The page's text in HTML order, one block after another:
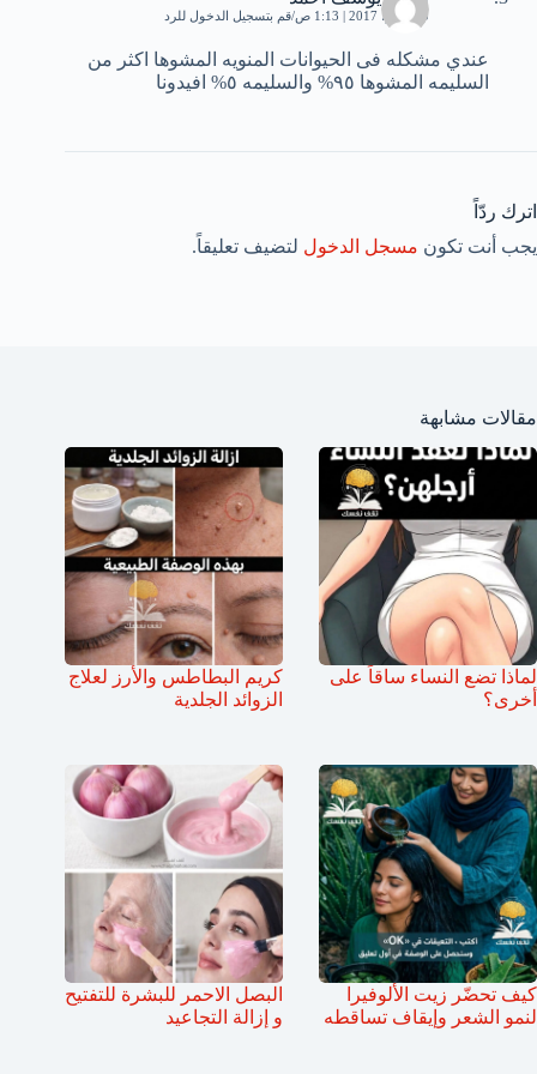
20 يونيو، 2017 | 1:13 ص قم بتسجيل الدخول للرد
عندي مشكله فى الحيوانات المنويه المشوها اكثر من
السليمه المشوها ٩٥% والسليمه ٥% افيدونا
اترك ردّاً
يجب أنت تكون مسجل الدخول لتضيف تعليقاً.
مقالات مشابهة
لماذا تضع النساء ساقاً على
أخرى؟
كريم البطاطس والأرز لعلاج
الزوائد الجلدية
كيف تحضّر زيت الألوفيرا
لنمو الشعر وإيقاف تساقطه
البصل الاحمر للبشرة للتفتيح
و إزالة التجاعيد